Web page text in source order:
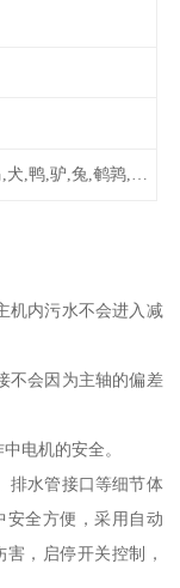
骡,鸡,蜂,鹅,猪,羊,马,犬,鸭,驴,兔,鹌鹑,牛,鸽
机内污水不会进入减
不会因为主轴的偏差
电机的安全。
排水管接口等细节体
安全方便，采用自动
，启停开关控制，